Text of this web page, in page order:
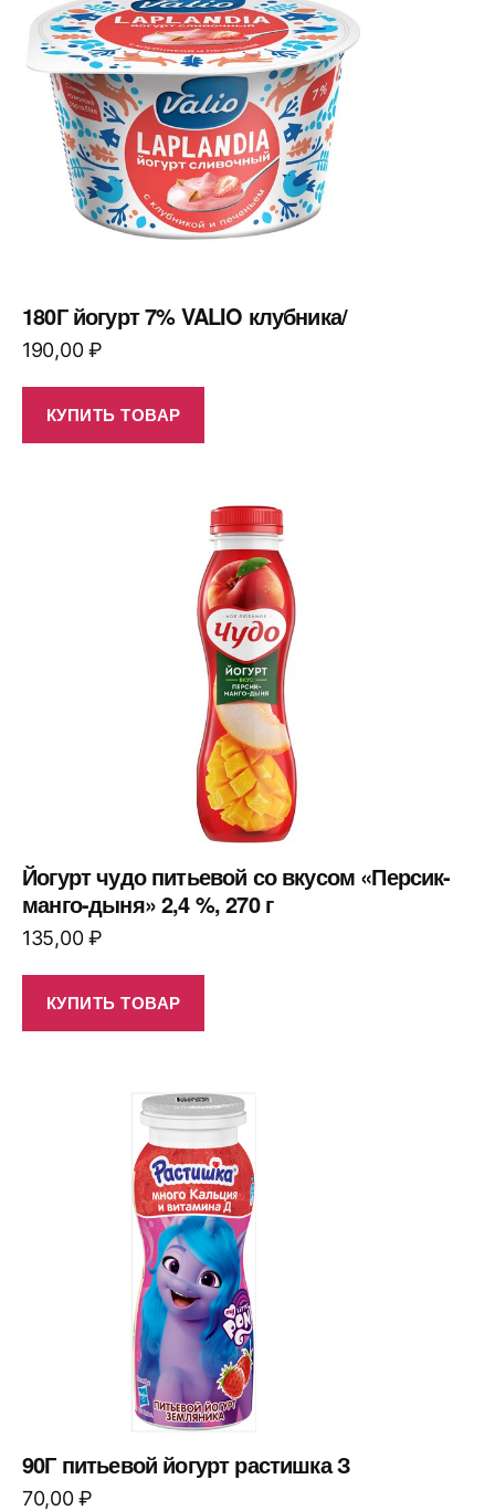
180Г йогурт 7% VALIO клубника/
190,00₽
КУПИТЬ ТОВАР
Йогурт чудо питьевой со вкусом «Персик-
манго-дыня» 2,4 %, 270 г
135,00₽
КУПИТЬ ТОВАР
90Г питьевой йогурт растишка З
70,00₽